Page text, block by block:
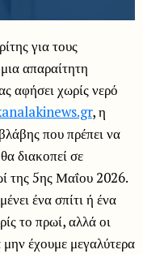
για τους
απαραίτητη
αφήσει χωρίς νερό
, η
που πρέπει να
διακοπεί σε
της 5ης Μαΐου 2026.
ένα σπίτι ή ένα
το πρωί, αλλά οι
μην έχουμε μεγαλύτερα